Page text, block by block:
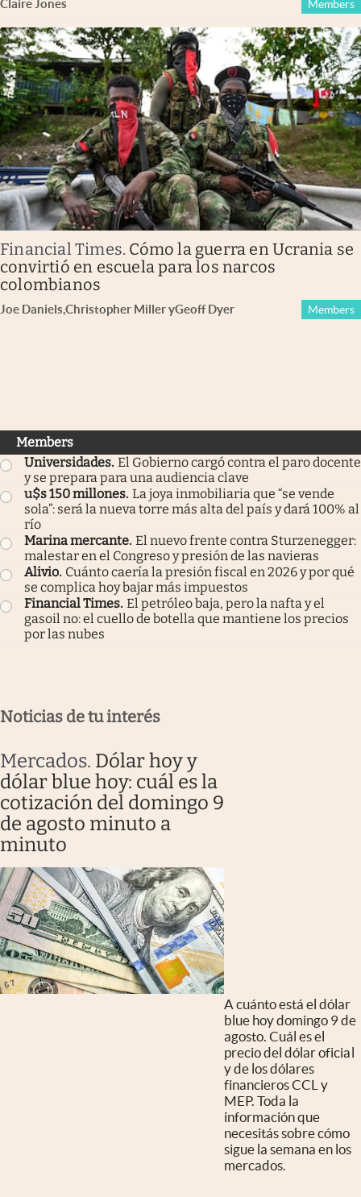
Claire Jones Members
Financial Times. Cómo la guerra en Ucrania se
convirtió en escuela para los narcos
colombianos
Joe Daniels,Christopher MilleryGeoff Dyer Members
Members
Universidades. El Gobierno cargó contra el paro docente
y se prepara para una audiencia clave
u$s 150 millones. La joya inmobiliaria que “se vende
sola”: será la nueva torre más alta del país y dará 100% al
río
Marina mercante. El nuevo frente contra Sturzenegger:
malestar en el Congreso y presión de las navieras
Alivio. Cuánto caería la presión fiscal en 2026 y por qué
se complica hoy bajar más impuestos
Financial Times. El petróleo baja, pero la nafta y el
gasoil no: el cuello de botella que mantiene los precios
por las nubes
Noticias de tu interés
Mercados. Dólar hoy y
dólar blue hoy: cuál es la
cotización del domingo 9
de agosto minuto a
minuto
A cuánto está el dólar
blue hoy domingo 9 de
agosto. Cuál es el
precio del dólar oficial
y de los dólares
financieros CCL y
MEP. Toda la
información que
necesitás sobre cómo
sigue la semana en los
mercados.